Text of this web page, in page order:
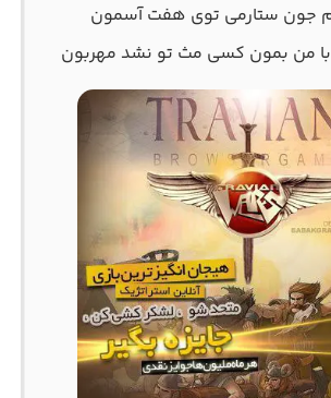
جون ستارمی توی هفت آسمون
با من بمون کسی مث تو نشد مهربون